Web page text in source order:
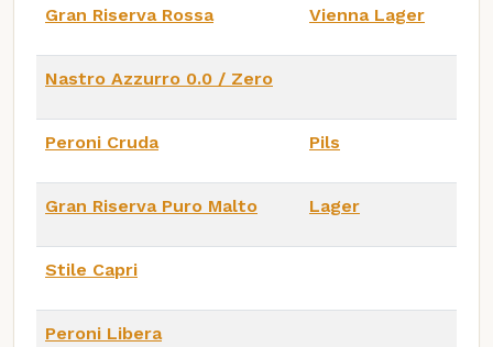
Gran Riserva Rossa Vienna Lager
Nastro Azzurro 0.0 / Zero
Peroni Cruda Pils
Gran Riserva Puro Malto Lager
Stile Capri
Peroni Libera